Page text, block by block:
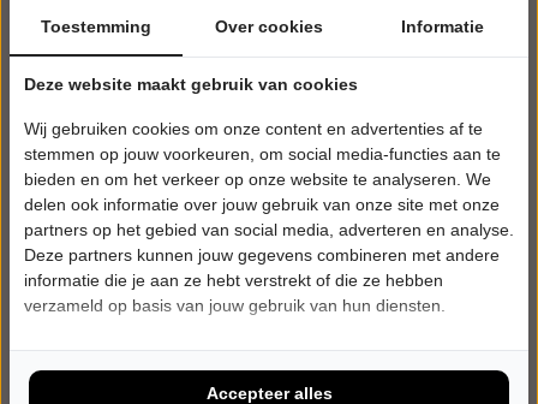
ZATERDAG 31 OKTOBER 2026 • 20:00 UUR
PUUR FLOOR
Theater Kerkrade
Kerkrade
POPULAIRE MUZIEK
Laatste Tickets
Meer info
Toestemming Over cookies Informatie
Deze website maakt gebruik van cookies
Wij gebruiken cookies om onze content en advertenties af te
stemmen op jouw voorkeuren, om social media-functies aan te
bieden en om het verkeer op onze website te analyseren. We
delen ook informatie over jouw gebruik van onze site met onze
partners op het gebied van social media, adverteren en analyse.
Deze partners kunnen jouw gegevens combineren met andere
informatie die je aan ze hebt verstrekt of die ze hebben
verzameld op basis van jouw gebruik van hun diensten.
Accepteer alles